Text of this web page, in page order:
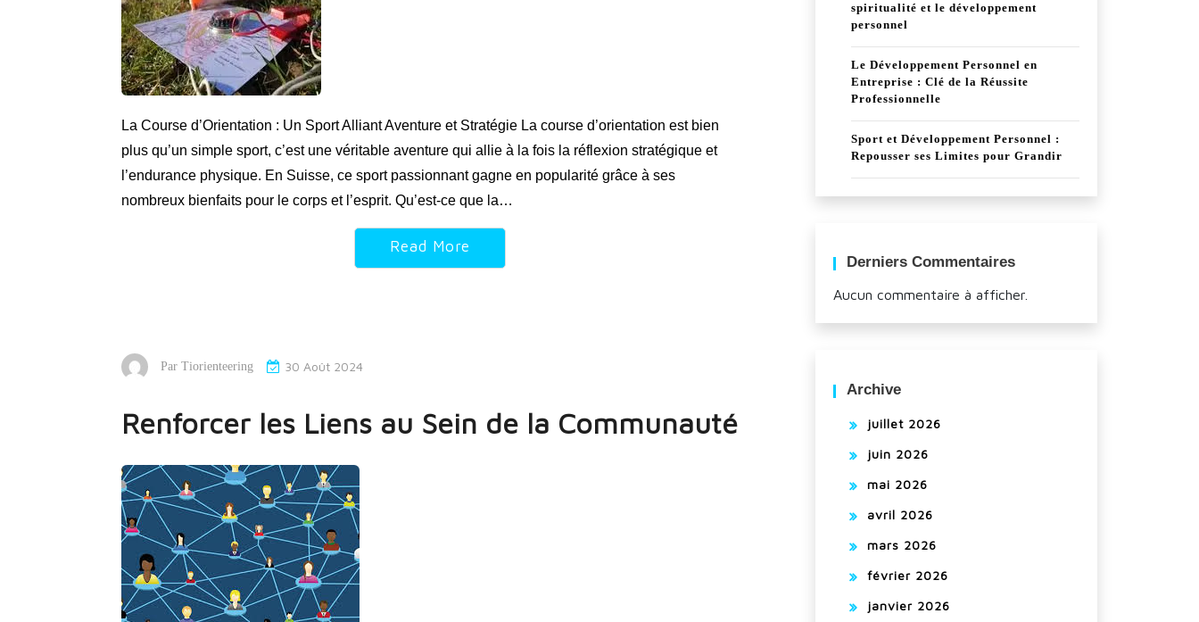
La Course d’Orientation : Un Sport Alliant Aventure et Stratégie La course d’orientation est bien
plus qu’un simple sport, c’est une véritable aventure qui allie à la fois la réflexion stratégique et
l’endurance physique. En Suisse, ce sport passionnant gagne en popularité grâce à ses
nombreux bienfaits pour le corps et l’esprit. Qu’est-ce que la…
Read More
Par Tiorienteering 30 Août 2024
Renforcer les Liens au Sein de la Communauté
spiritualité et le développement
personnel
Le Développement Personnel en
Entreprise : Clé de la Réussite
Professionnelle
Sport et Développement Personnel :
Repousser ses Limites pour Grandir
Derniers Commentaires
Aucun commentaire à afficher.
Archive
juillet 2026
juin 2026
mai 2026
avril 2026
mars 2026
février 2026
janvier 2026